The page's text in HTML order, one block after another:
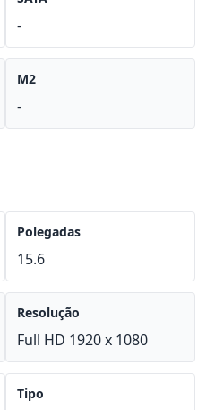
-
M2
-
Polegadas
15.6
Resolução
Full HD 1920 x 1080
Tipo